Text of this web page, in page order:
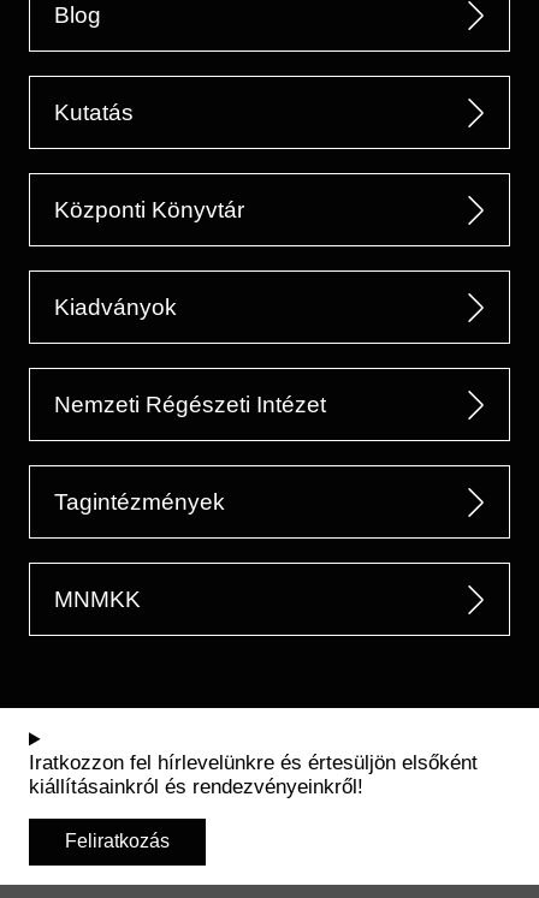
Blog
Kutatás
Központi Könyvtár
Kiadványok
Nemzeti Régészeti Intézet
Tagintézmények
MNMKK
Iratkozzon fel hírlevelünkre és értesüljön elsőként
kiállításainkról és rendezvényeinkről!
Feliratkozás